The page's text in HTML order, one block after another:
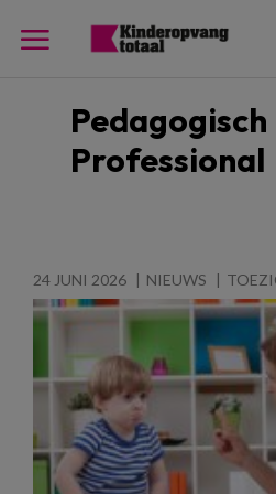
Pedagogisch
Professional
24 JUNI 2026 NIEUWS